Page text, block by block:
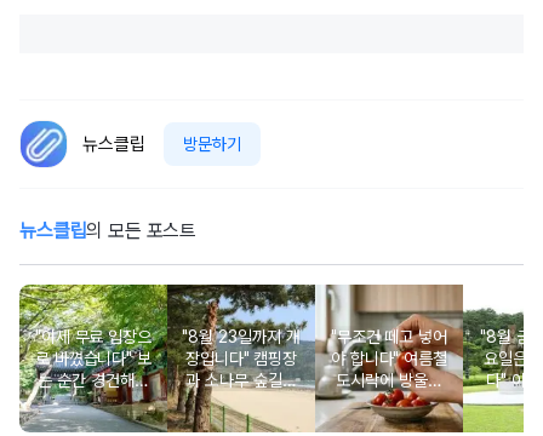
뉴스클립 방문하기
뉴스클립의 모든 포스트
"이제 무료 입장으
로 바꼈습니다" 보
는 순간 경건해지
고 마음이 편안해
지는 사찰 여행지
"8월 23일까지 개
장입니다" 캠핑장
과 소나무 숲길이
붙어있는 조용한
남해 해수욕장
"무조건 떼고 넣어
야 합니다" 여름철
도시락에 방울토
마토 꼭지 그대로
넣으면 생기는 일
"8월 금
요일은
다" 이
무료로
한 의미